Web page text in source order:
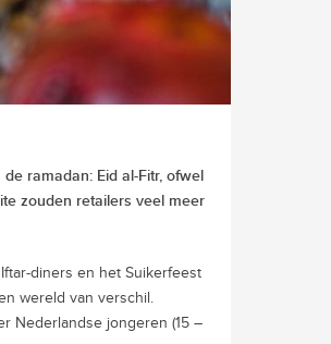
ramadan: Eid al-Fitr, ofwel
zouden retailers veel meer
diners en het Suikerfeest
wereld van verschil.
Nederlandse jongeren (15 –